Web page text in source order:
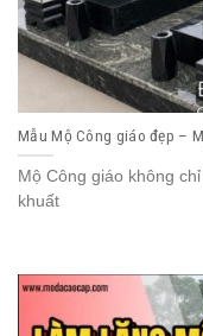
Mẫu Mộ Công giáo đẹp –
Mộ Công giáo không
khuất